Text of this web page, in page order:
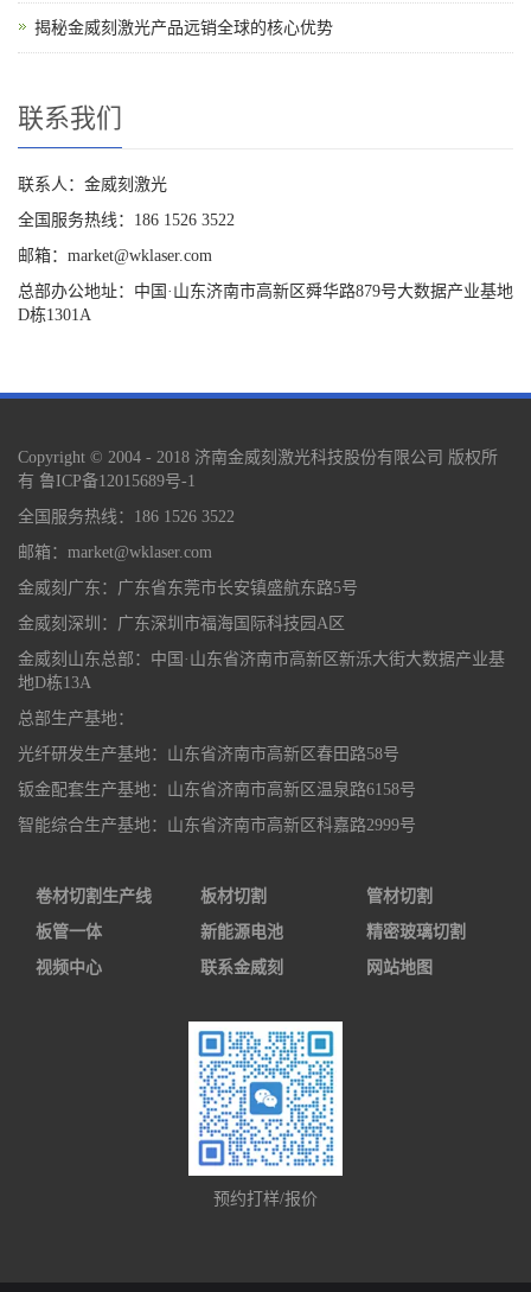
揭秘金威刻激光产品远销全球的核心优势
联系我们
联系人：金威刻激光
全国服务热线：186 1526 3522
邮箱：market@wklaser.com
总部办公地址：中国·山东济南市高新区舜华路879号大数据产业基地
D栋1301A
Copyright © 2004 - 2018 济南金威刻激光科技股份有限公司 版权所
有 鲁ICP备12015689号-1
全国服务热线：186 1526 3522
邮箱：market@wklaser.com
金威刻广东：广东省东莞市长安镇盛航东路5号
金威刻深圳：广东深圳市福海国际科技园A区
金威刻山东总部：中国·山东省济南市高新区新泺大街大数据产业基
地D栋13A
总部生产基地：
光纤研发生产基地：山东省济南市高新区春田路58号
钣金配套生产基地：山东省济南市高新区温泉路6158号
智能综合生产基地：山东省济南市高新区科嘉路2999号
卷材切割生产线 板材切割
管材切割
板管一体
新能源电池
精密玻璃切割
视频中心
联系金威刻 网站地图
预约打样/报价